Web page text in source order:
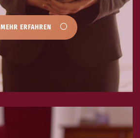
MEHR ERFAHREN